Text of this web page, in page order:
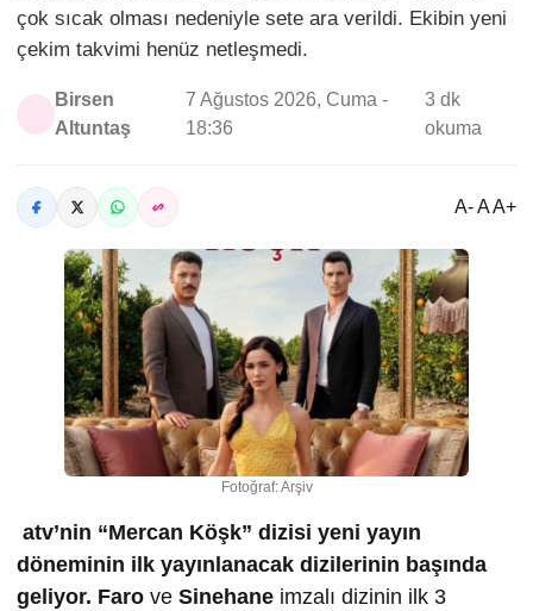
çok sıcak olması nedeniyle sete ara verildi. Ekibin yeni
çekim takvimi henüz netleşmedi.
Birsen
Altuntaş
7 Ağustos 2026, Cuma -
18:36
3 dk
okuma
A- A A+
Fotoğraf: Arşiv
atv’nin “Mercan Köşk” dizisi yeni yayın
döneminin ilk yayınlanacak dizilerinin başında
geliyor. Faro ve Sinehane imzalı dizinin ilk 3